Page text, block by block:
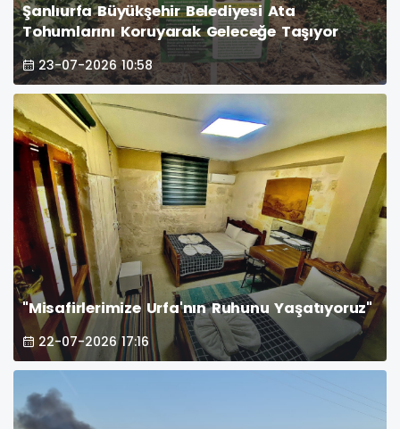
Şanlıurfa Büyükşehir Belediyesi Ata
Tohumlarını Koruyarak Geleceğe Taşıyor
23-07-2026 10:58
"Misafirlerimize Urfa'nın Ruhunu Yaşatıyoruz"
22-07-2026 17:16